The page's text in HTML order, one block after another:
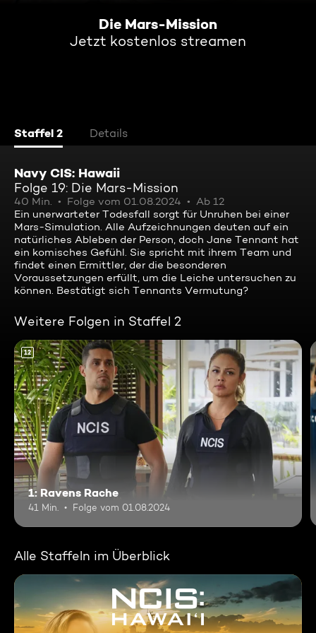
Die Mars-Mission
Jetzt kostenlos streamen
Staffel 2 Details
Navy CIS: Hawaii
Folge 19: Die Mars-Mission
40 Min. Folge vom 01.08.2024
Ab 12
Ein unerwarteter Todesfall sorgt für Unruhen bei einer
Mars-Simulation. Alle Aufzeichnungen deuten auf ein
natürliches Ableben der Person, doch Jane Tennant hat
ein komisches Gefühl. Sie spricht mit ihrem Team und
findet einen Ermittler, der die besonderen
Voraussetzungen erfüllt, um die Leiche untersuchen zu
können. Bestätigt sich Tennants Vermutung?
Weitere Folgen in Staffel 2
12
1: Ravens Rache
41 Min. Folge vom 01.08.2024
Alle Staffeln im Überblick